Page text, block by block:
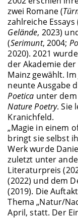
zwei Romane (
zahlreiche
Gelände, 2023)
(Serimunt, 2004;
2020). 2021
der Akademie
Mainz gewählt.
neunte Ausgabe
Poetica unter dem
Nature Poetry. Sie
Kranichfeld.
„Magie in einem
bringt sie selbst
Werk wurde
zuletzt unter
Literaturpreis
(2022) und dem
(2019). Die
Thema „Natur/
April, statt. Der